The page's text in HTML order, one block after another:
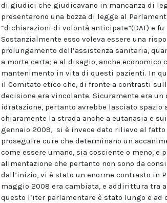
di giudici che giudicavano in mancanza di
presentarono una bozza di legge al
“dichiarazioni di volontà anticipate”(DAT) e
Sostanzialmente esso voleva essere una
prolungamento dell’assistenza sanitaria,
a morte certa; e al disagio, anche economico
mantenimento in vita di questi pazienti. In
il Comitato etico che, di fronte a contrasti
decisione era vincolante. Sicuramente era
idratazione, pertanto avrebbe lasciato
chiaramente la strada anche a eutanasia e
gennaio 2009, si è invece dato rilievo al
proseguire cure che determinano un
come essere umano, sia cosciente o meno,
alimentazione che pertanto non sono da
dall’inizio, vi è stato un enorme contrasto in
maggio 2008 era cambiata, e addirittura tra
questo l’iter parlamentare è stato lungo e ad